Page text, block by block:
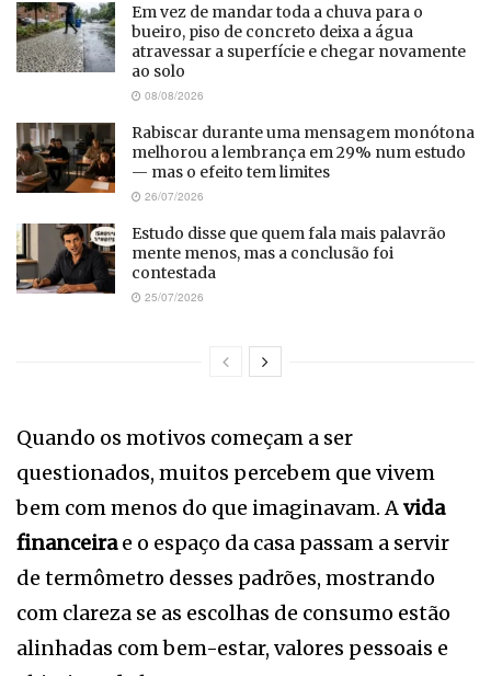
Em vez de mandar toda a chuva para o
bueiro, piso de concreto deixa a água
atravessar a superfície e chegar novamente
ao solo
08/08/2026
Rabiscar durante uma mensagem monótona
melhorou a lembrança em 29% num estudo
— mas o efeito tem limites
26/07/2026
Estudo disse que quem fala mais palavrão
mente menos, mas a conclusão foi
contestada
25/07/2026
Quando os motivos começam a ser
questionados, muitos percebem que vivem
bem com menos do que imaginavam. Avida
financeirae o espaço da casa passam a servir
de termômetro desses padrões, mostrando
com clareza se as escolhas de consumo estão
alinhadas com bem-estar, valores pessoais e